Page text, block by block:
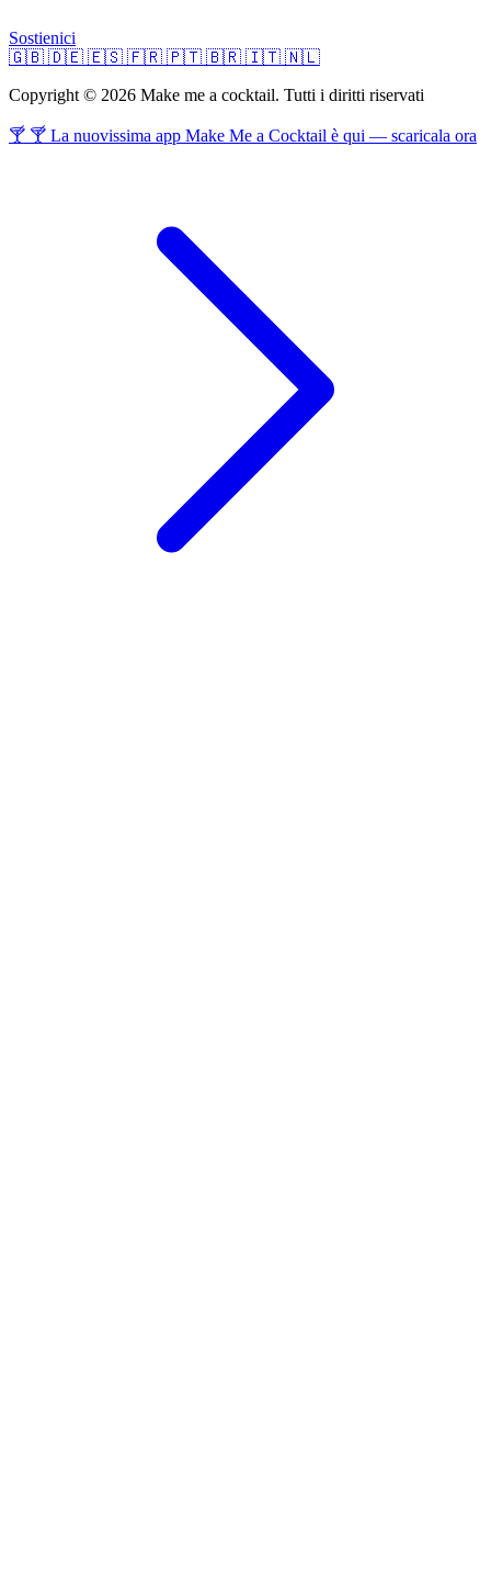
Sostienici
🇬🇧 🇩🇪 🇪🇸 🇫🇷 🇵🇹 🇧🇷 🇮🇹 🇳🇱
Copyright © 2026 Make me a cocktail. Tutti i diritti riservati
🍸 🍸 La nuovissima app Make Me a Cocktail è qui — scaricala ora